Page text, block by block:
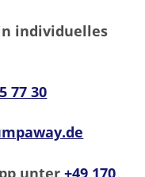
individuelles
77 30